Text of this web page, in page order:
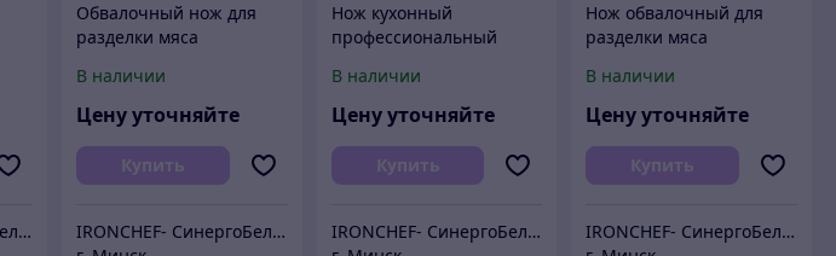
IRONCHEF- СинергоБелСервис (для юр.лиц)
Обвалочный нож для
разделки мяса
см
В наличии
Цену уточняйте
Купить
IRONCHEF- СинергоБелСервис (для юр.лиц)
Нож кухонный
профессиональный
В наличии
Цену уточняйте
Купить
IRONCHEF- СинергоБелСервис (для юр.лиц)
Нож обвалочный для
разделки мяса
см
В наличии
Цену уточняйте
Купить
IRONCHEF- СинергоБелСервис (для юр.лиц)